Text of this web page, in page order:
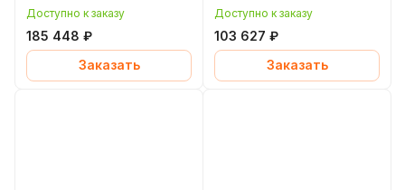
4, 5,8 кВт, уплотнение
EPDM, Grundfos
(Грундфос)
Доступно к заказу
185 448 ₽
Заказать
0,65 кВт, уплотнение
EPDM, Grundfos
(Грундфос)
Доступно к заказу
103 627 ₽
Заказать